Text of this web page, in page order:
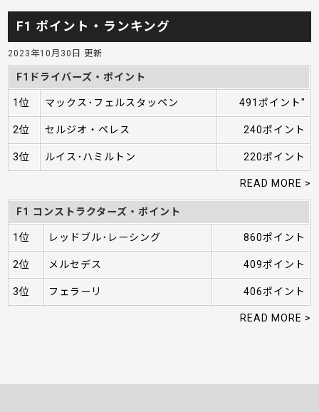
F1 ポイント・ランキング
2023年10月30日 更新
F1ドライバーズ・ポイント
1位 マックス･フェルスタッペン 491ポイント"
2位 セルジオ・ペレス 240ポイント
3位 ルイス･ハミルトン 220ポイント
READ MORE >
F1 コンストラクターズ・ポイント
1位 レッドブル･レーシング 860ポイント
2位 メルセデス 409ポイント
3位 フェラーリ 406ポイント
READ MORE >